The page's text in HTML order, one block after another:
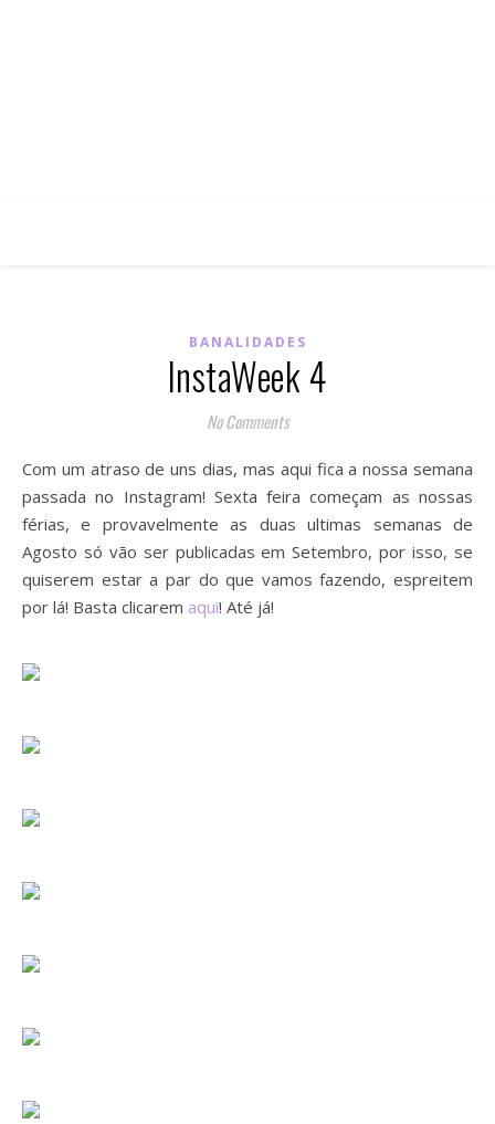
BANALIDADES
InstaWeek 4
No Comments
Com um atraso de uns dias, mas aqui fica a nossa semana
passada no Instagram! Sexta feira começam as nossas
férias, e provavelmente as duas ultimas semanas de
Agosto só vão ser publicadas em Setembro, por isso, se
quiserem estar a par do que vamos fazendo, espreitem
por lá! Basta clicarem aqui! Até já!